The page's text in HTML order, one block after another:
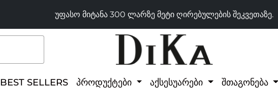
უფასო მიტანა 300 ლარზე მეტი ღირებულების შეკვეთაზე.
BEST SELLERS პროდუქტები აქსესუარები შთაგონება